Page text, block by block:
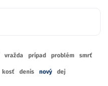
vražda prípad problém smrť
kosť denis nový dej